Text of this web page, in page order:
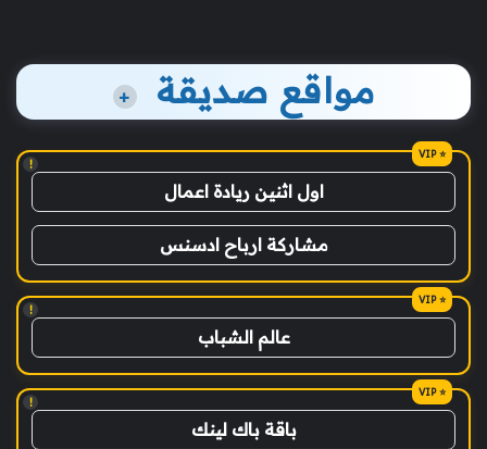
مواقع صديقة +
!
اول اثنين ريادة اعمال
مشاركة ارباح ادسنس
!
عالم الشباب
!
باقة باك لينك